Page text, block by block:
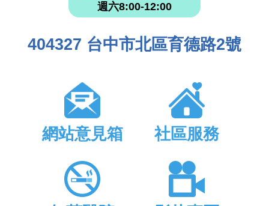
週六8:00-12:00
404327 台中市北區育德路2號
網站意見箱 社區服務